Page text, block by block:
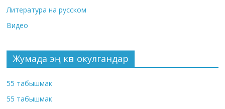
Литература на русском
Видео
Жумада эң көп окулгандар
55 табышмак
55 табышмак